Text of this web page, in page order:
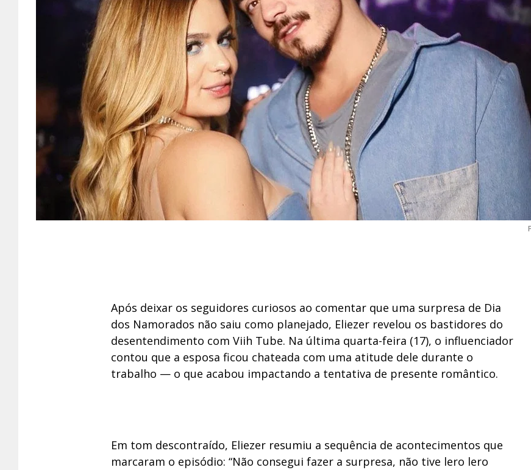
Após deixar os seguidores curiosos ao comentar que uma surpresa de Dia
dos Namorados não saiu como planejado, Eliezer revelou os bastidores do
desentendimento com Viih Tube. Na última quarta-feira (17), o influenciador
contou que a esposa ficou chateada com uma atitude dele durante o
trabalho — o que acabou impactando a tentativa de presente romântico.
Em tom descontraído, Eliezer resumiu a sequência de acontecimentos que
marcaram o episódio: “Não consegui fazer a surpresa, não tive lero lero